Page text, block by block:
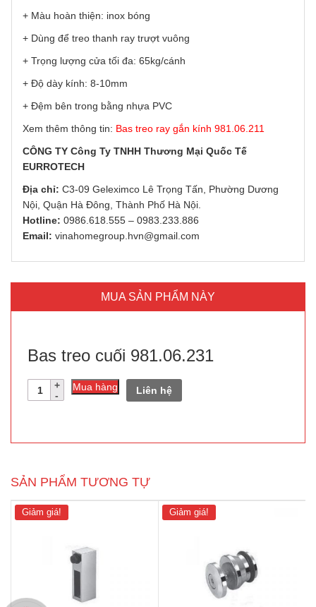
+ Màu hoàn thiện: inox bóng
+ Dùng để treo thanh ray trượt vuông
+ Trọng lượng cửa tối đa: 65kg/cánh
+ Độ dày kính: 8-10mm
+ Đệm bên trong bằng nhựa PVC
Xem thêm thông tin: Bas treo ray gắn kính 981.06.211
CÔNG TY Công Ty TNHH Thương Mại Quốc Tế
EURROTECH
Địa chỉ: C3-09 Geleximco Lê Trọng Tấn, Phường Dương
Nội, Quận Hà Đông, Thành Phố Hà Nội.
Hotline: 0986.618.555 – 0983.233.886
Email: vinahomegroup.hvn@gmail.com
MUA SẢN PHẨM NÀY
Bas treo cuối 981.06.231
Số
lượng
Mua hàng Liên hệ
SẢN PHẨM TƯƠNG TỰ
Giảm giá! Giảm giá!